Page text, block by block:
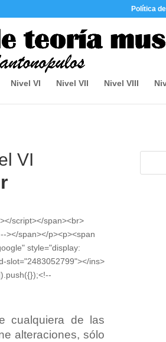
Política
Nivel VI Nivel VII Nivel VIII
VI
script></span><br>
></span></p><p><span
style="display:
slot="2483052799"></ins>
cualquiera de las
alteraciones, sólo